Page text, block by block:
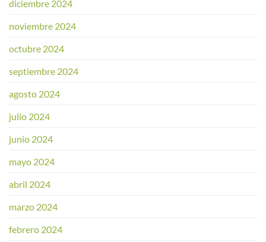
diciembre 2024
noviembre 2024
octubre 2024
septiembre 2024
agosto 2024
julio 2024
junio 2024
mayo 2024
abril 2024
marzo 2024
febrero 2024